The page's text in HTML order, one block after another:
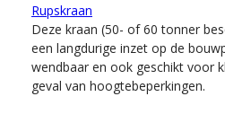
Rupskraan
Deze kraan (50- of 60 tonner
een langdurige inzet op de
wendbaar en ook geschikt voor
geval van hoogtebeperkingen.